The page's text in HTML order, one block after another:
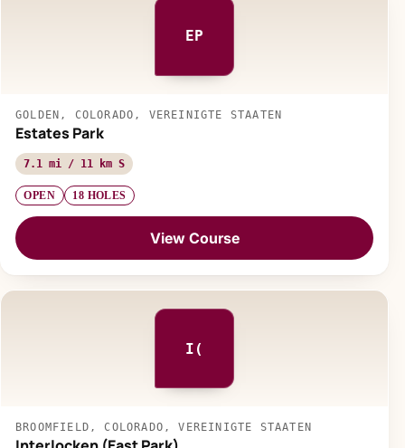
EP
GOLDEN, COLORADO, VEREINIGTE STAATEN
Estates Park
7.1 mi / 11 km S
OPEN 18 HOLES
View Course
I(
BROOMFIELD, COLORADO, VEREINIGTE STAATEN